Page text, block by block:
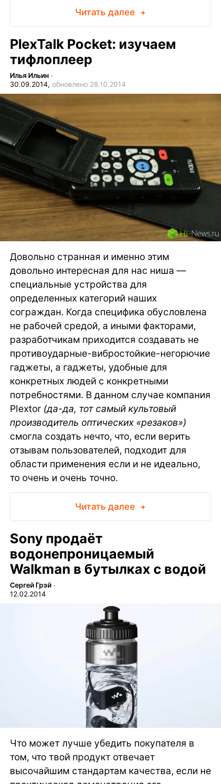
Читать далее
PlexTalk Pocket: изучаем
тифлоплеер
Илья Ильин ∙
30.09.2014, обновлено 28.10.2014
Довольно странная и именно этим
довольно интересная для нас ниша —
специальные устройства для
определенных категорий наших
сограждан. Когда специфика обусловлена
не рабочей средой, а иными факторами,
разработчикам приходится создавать не
противоударные-вибростойкие-негорючие
гаджеты, а гаджеты, удобные для
конкретных людей с конкретными
потребностями. В данном случае компания
Plextor (да-да, тот самый культовый
производитель оптических «резаков»)
смогла создать нечто, что, если верить
отзывам пользователей, подходит для
области применения если и не идеально,
то очень и очень точно.
Читать далее
Sony продаёт
водонепроницаемый
Walkman в бутылках с водой
Сергей Грэй ∙
12.02.2014
Что может лучше убедить покупателя в
том, что твой продукт отвечает
высочайшим стандартам качества, если не